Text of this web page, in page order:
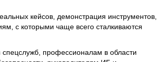
кейсов, демонстрация инструментов,
с которыми чаще всего сталкиваются
профессионалам в области